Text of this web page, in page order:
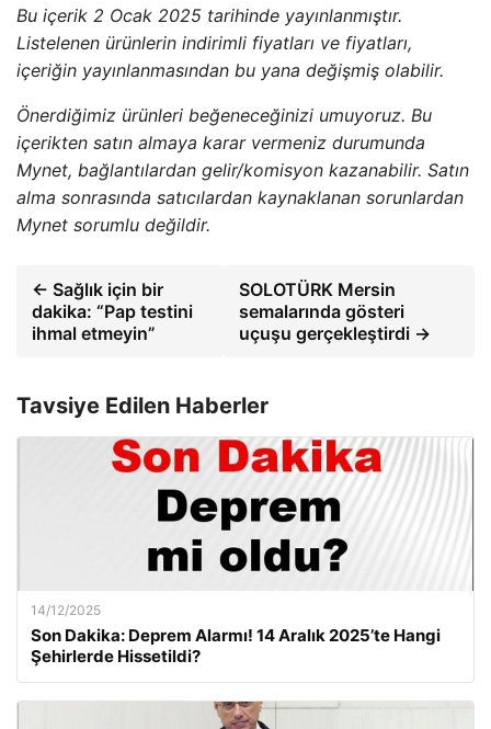
Bu içerik 2 Ocak 2025 tarihinde yayınlanmıştır.
Listelenen ürünlerin indirimli fiyatları ve fiyatları,
içeriğin yayınlanmasından bu yana değişmiş olabilir.
Önerdiğimiz ürünleri beğeneceğinizi umuyoruz. Bu
içerikten satın almaya karar vermeniz durumunda
Mynet, bağlantılardan gelir/komisyon kazanabilir. Satın
alma sonrasında satıcılardan kaynaklanan sorunlardan
Mynet sorumlu değildir.
← Sağlık için bir
dakika: “Pap testini
ihmal etmeyin”
SOLOTÜRK Mersin
semalarında gösteri
uçuşu gerçekleştirdi →
Tavsiye Edilen Haberler
14/12/2025
Son Dakika: Deprem Alarmı! 14 Aralık 2025’te Hangi
Şehirlerde Hissetildi?